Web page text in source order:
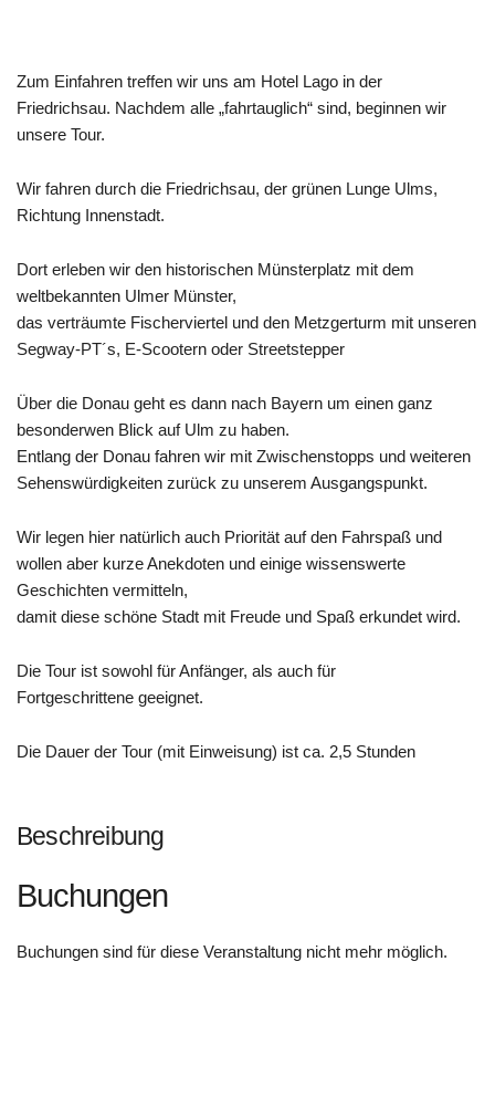
Zum Einfahren treffen wir uns am Hotel Lago in der
Friedrichsau. Nachdem alle „fahrtauglich“ sind, beginnen wir
unsere Tour.
Wir fahren durch die Friedrichsau, der grünen Lunge Ulms,
Richtung Innenstadt.
Dort erleben wir den historischen Münsterplatz mit dem
weltbekannten Ulmer Münster,
das verträumte Fischerviertel und den Metzgerturm mit unseren
Segway-PT´s, E-Scootern oder Streetstepper
Über die Donau geht es dann nach Bayern um einen ganz
besonderwen Blick auf Ulm zu haben.
Entlang der Donau fahren wir mit Zwischenstopps und weiteren
Sehenswürdigkeiten zurück zu unserem Ausgangspunkt.
Wir legen hier natürlich auch Priorität auf den Fahrspaß und
wollen aber kurze Anekdoten und einige wissenswerte
Geschichten vermitteln,
damit diese schöne Stadt mit Freude und Spaß erkundet wird.
Die Tour ist sowohl für Anfänger, als auch für
Fortgeschrittene geeignet.
Die Dauer der Tour (mit Einweisung) ist ca. 2,5 Stunden
Beschreibung
Buchungen
Buchungen sind für diese Veranstaltung nicht mehr möglich.